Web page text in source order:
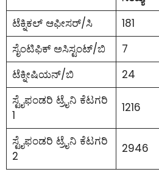
ಟೆಕ್ನಿಕಲ್ ಆಫೀಸರ್/ಸಿ 181
ಸೈಂಟಿಫಿಕ್ ಅಸಿಸ್ಟಂಟ್/ಬಿ
7
ಟೆಕ್ನೀಷಿಯನ್/ಬಿ
24
ಸ್ಟೈಫಂಡರಿ ಟ್ರೈನಿ ಕೆಟಗರಿ
1
1216
ಸ್ಟೈಫಂಡರಿ ಟ್ರೈನಿ ಕೆಟಗರಿ
2
2946